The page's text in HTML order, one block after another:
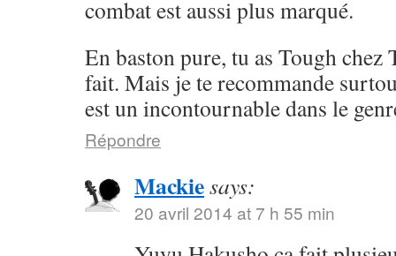
combat est aussi plus marqué.
En baston pure, tu as Tough chez
fait. Mais je te recommande
est un incontournable dans le
Répondre
Mackiesays:
20 avril 2014 at 7 h 55 min